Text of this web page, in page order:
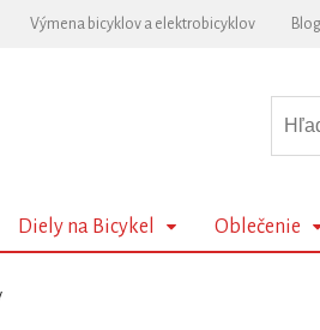
Výmena bicyklov a elektrobicyklov Blog
Diely na Bicykel Oblečenie